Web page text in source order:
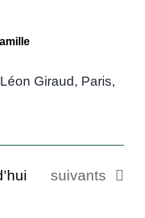
Giraud, Paris,
Évènements
suivants